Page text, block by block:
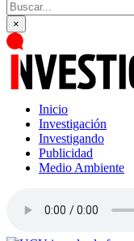
×
Inicio
Investigación
Investigando
Publicidad
Medio Ambiente